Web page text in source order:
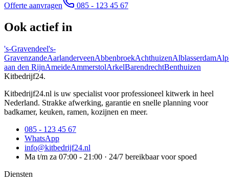
Offerte aanvragen 085 - 123 45 67
Ook actief in
's-Gravendeel's-
GravenzandeAarlanderveenAbbenbroekAchthuizenAlblasserdam
aan den RijnAmeideAmmerstolArkelBarendrechtBenthuizen
Kitbedrijf24.
Kitbedrijf24.nl is uw specialist voor professioneel kitwerk in heel
Nederland. Strakke afwerking, garantie en snelle planning voor
badkamer, keuken, ramen, kozijnen en meer.
085 - 123 45 67
WhatsApp
info@kitbedrijf24.nl
Ma t/m za 07:00 - 21:00 · 24/7 bereikbaar voor spoed
Diensten